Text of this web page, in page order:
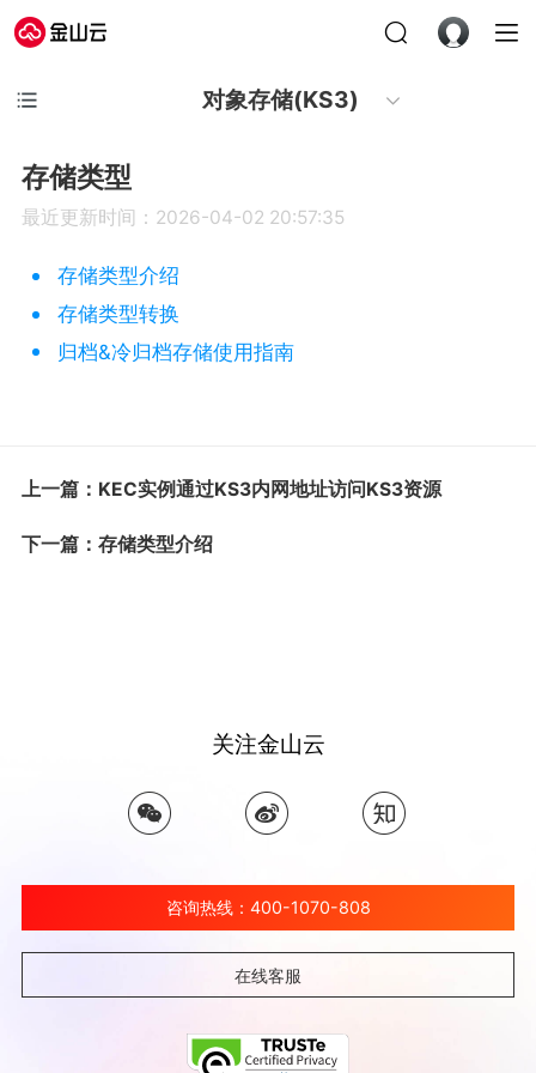
对象存储(KS3)
存储类型
最近更新时间：2026-04-02 20:57:35
存储类型介绍
存储类型转换
归档&冷归档存储使用指南
上一篇：KEC实例通过KS3内网地址访问KS3资源
下一篇：存储类型介绍
关注金山云
咨询热线：400-1070-808
在线客服